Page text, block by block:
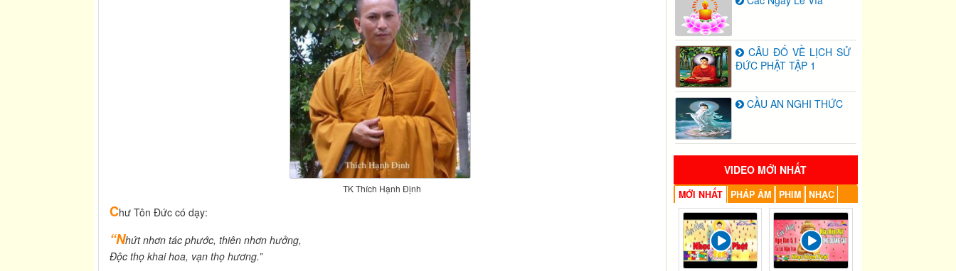
TK Thích Hạnh Định
Chư Tôn Đức có dạy:
“Nhứt nhơn tác phước, thiên nhơn hưởng,
Độc thọ khai hoa, vạn thọ hương.”
CÂU ĐỐ VỀ LỊCH SỬ
ĐỨC PHẬT TẬP 1
CẦU AN NGHI THỨC
VIDEO MỚI NHẤT
MỚI NHẤT PHÁP ÂM PHIM NHẠC